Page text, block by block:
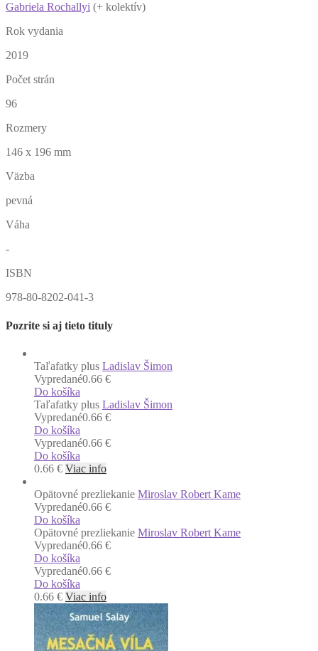
Gabriela Rochallyi (+ kolektív)
Rok vydania
2019
Počet strán
96
Rozmery
146 x 196 mm
Väzba
pevná
Váha
-
ISBN
978-80-8202-041-3
Pozrite si aj tieto tituly
Taľafatky plus Ladislav Šimon
Vypredané0.66 €
Do košíka
Taľafatky plus Ladislav Šimon
Vypredané0.66 €
Do košíka
Vypredané0.66 €
Do košíka
0.66 € Viac info
Opätovné prezliekanie Miroslav Robert Kame
Vypredané0.66 €
Do košíka
Opätovné prezliekanie Miroslav Robert Kame
Vypredané0.66 €
Do košíka
Vypredané0.66 €
Do košíka
0.66 € Viac info